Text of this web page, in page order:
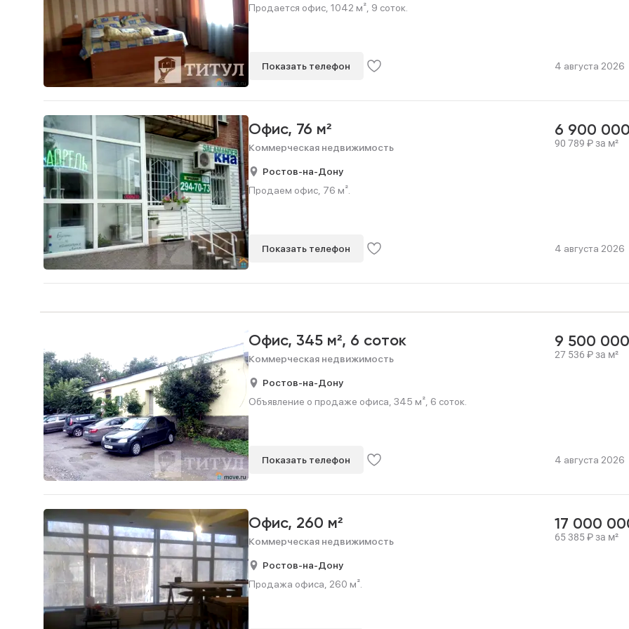
Продается офис, 1042 м², 9 соток.
Показать телефон 4 августа 2026
Офис, 76 м²
Коммерческая недвижимость
6 900
90 789 ₽за м²
Ростов-на-Дону
Продаем офис, 76 м².
Показать телефон 4 августа 2026
Офис, 345 м², 6 соток
Коммерческая недвижимость
9 500
27 536 ₽за м²
Ростов-на-Дону
Объявление о продаже офиса, 345 м², 6 соток.
Показать телефон 4 августа 2026
Офис, 260 м²
Коммерческая недвижимость
17 000
65 385₽за м²
Ростов-на-Дону
Продажа офиса, 260 м².